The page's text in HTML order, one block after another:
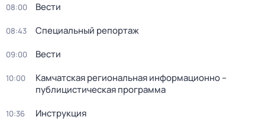
08:00 Вести
08:43 Специальный репортаж
09:00 Вести
10:00
Камчатская региональная информационно –
публицистическая программа
10:36 Инструкция